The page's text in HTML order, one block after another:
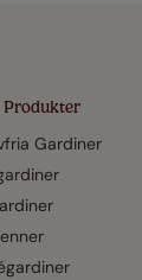
Produkter
Gardiner